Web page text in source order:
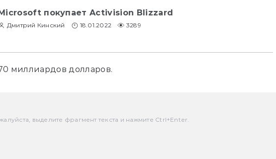
Microsoft покупает Activision Blizzard
Дмитрий Кинский 18.01.2022 3289
миллиардов долларов.
выделите фрагмент текста и нажмите Ctrl+Enter.